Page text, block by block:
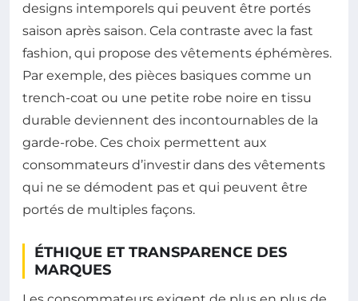
designs intemporels qui peuvent être portés
saison après saison. Cela contraste avec la fast
fashion, qui propose des vêtements éphémères.
Par exemple, des pièces basiques comme un
trench-coat ou une petite robe noire en tissu
durable deviennent des incontournables de la
garde-robe. Ces choix permettent aux
consommateurs d’investir dans des vêtements
qui ne se démodent pas et qui peuvent être
portés de multiples façons.
ÉTHIQUE ET TRANSPARENCE DES
MARQUES